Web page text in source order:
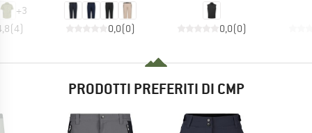
+3
(4) 0,0(0) 0,0(0)
PRODOTTI PREFERITI DI CMP